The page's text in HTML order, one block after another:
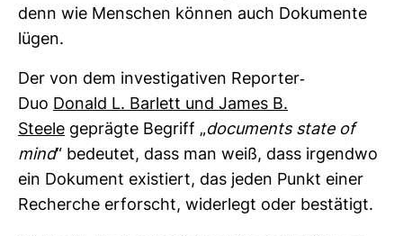
denn wie Men­schen können auch Doku­mente
lügen.
Der von dem inves­ti­ga­tiven Reporter-​
Duo Donald L. Bar­lett und James B.
Steele geprägte Begriff „docu­ments state of
mind“ bedeutet, dass man weiß, dass irgendwo
ein Doku­ment exis­tiert, das jeden Punkt einer
Recherche erforscht, wider­legt oder bestä­tigt.